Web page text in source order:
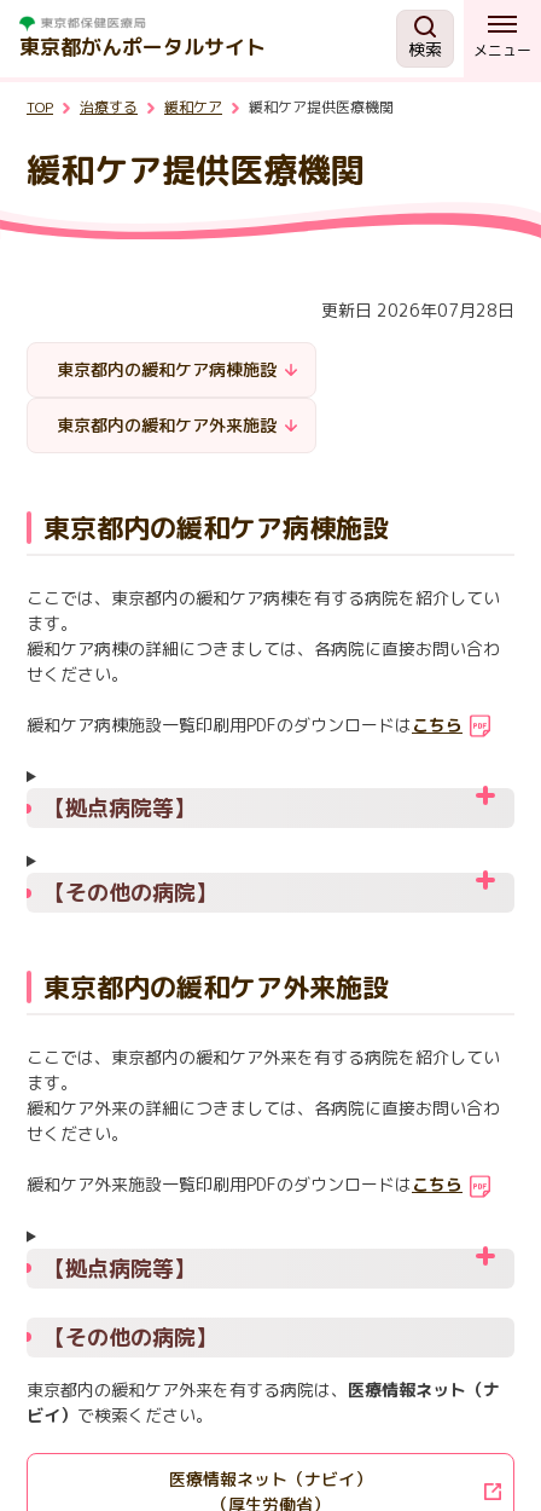
東京都がんポータルサイト 検索 メニュー
がんを知る
治療する
支援・助成制度
リンク集
한국어
简体中文
繁體中文
TOP 治療する 緩和ケア 緩和ケア提供医療機関
緩和ケア提供医療機関
更新日 2026年07月28日
東京都内の緩和ケア病棟施設
東京都内の緩和ケア外来施設
東京都内の緩和ケア病棟施設
ここでは、東京都内の緩和ケア病棟を有する病院を紹介してい
ます。
緩和ケア病棟の詳細につきましては、各病院に直接お問い合わ
せください。
緩和ケア病棟施設一覧印刷用PDFのダウンロードはこちら
【拠点病院等】
【その他の病院】
東京都内の緩和ケア外来施設
ここでは、東京都内の緩和ケア外来を有する病院を紹介してい
ます。
緩和ケア外来の詳細につきましては、各病院に直接お問い合わ
せください。
緩和ケア外来施設一覧印刷用PDFのダウンロードはこちら
【拠点病院等】
【その他の病院】
東京都内の緩和ケア外来を有する病院は、 医療情報ネット（ナ
ビイ） で検索ください。
医療情報ネット（ナビイ）
（厚生労働省）